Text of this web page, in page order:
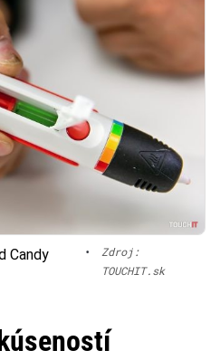
Candy
•
Zdroj:
TOUCHIT.sk